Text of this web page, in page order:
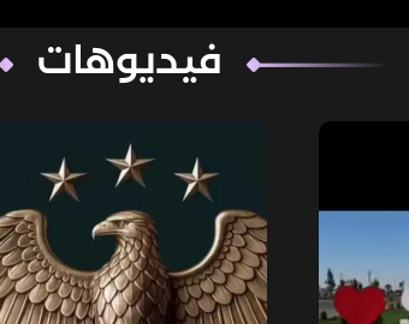
فيديوهات